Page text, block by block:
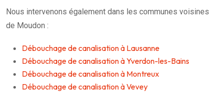
Nous intervenons également dans les communes voisines
de Moudon :
Débouchage de canalisation à Lausanne
Débouchage de canalisation à Yverdon-les-Bains
Débouchage de canalisation à Montreux
Débouchage de canalisation à Vevey